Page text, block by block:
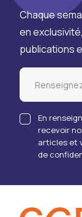
Chaque
en
publications
Email
En
recevoir
articles et
de